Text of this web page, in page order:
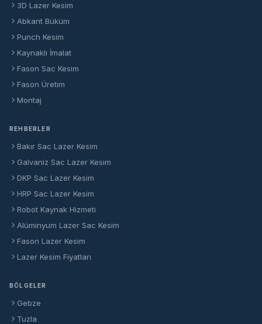
3D Lazer Kesim
Abkant Büküm
Punch Kesim
Kaynaklı İmalat
Fason Sac Kesim
Fason Üretim
Montaj
REHBERLER
Bakır Sac Lazer Kesim
Galvaniz Sac Lazer Kesim
DKP Sac Lazer Kesim
HRP Sac Lazer Kesim
Robot Kaynak Hizmeti
Alüminyum Lazer Sac Kesim
Fason Lazer Kesim
Lazer Kesim Fiyatları
BÖLGELER
Gebze
Tuzla